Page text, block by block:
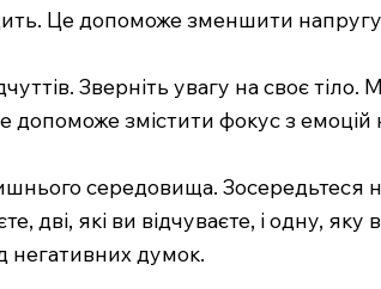
Це допоможе зменшити напругу
Зверніть увагу на своє
допоможе змістити фокус з
середовища. Зосередьтеся
дві, які ви відчуваєте, і одну,
негативних думок.